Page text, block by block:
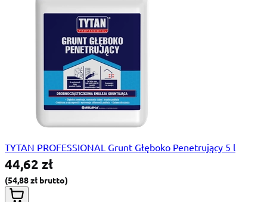
TYTAN PROFESSIONAL Grunt Głęboko Penetrujący 5 l
54,88 zł
44,62 zł